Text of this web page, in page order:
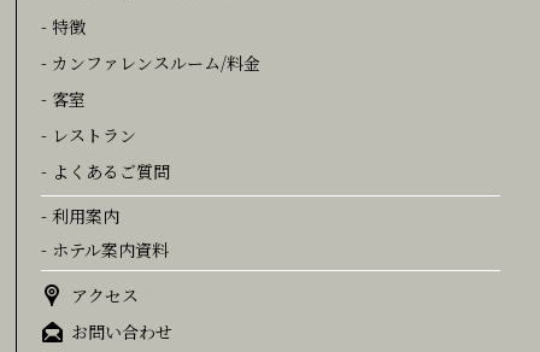
- 特徴
- カンファレンスルーム/料金
- 客室
- レストラン
- よくあるご質問
- 利用案内
- ホテル案内資料
アクセス
お問い合わせ